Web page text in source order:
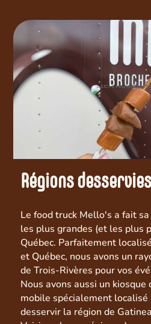
Régions
Le food truck Mello's a fait
les plus grandes (et les plus
Québec. Parfaitement
et Québec, nous avons un
de Trois-Rivères pour vos
Nous avons aussi un kiosque
mobile spécialement localisé
desservir la région de